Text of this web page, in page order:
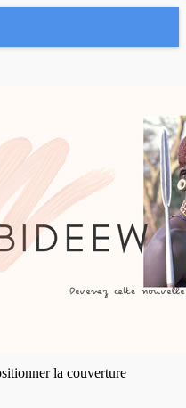
la couverture